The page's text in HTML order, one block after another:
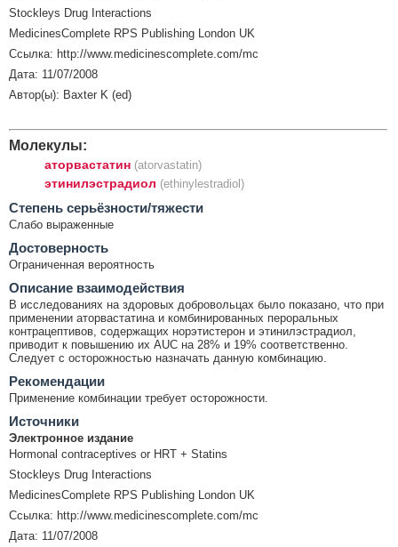
Stockleys Drug Interactions
MedicinesComplete RPS Publishing London UK
Ссылка: http://www.medicinescomplete.com/mc
Дата: 11/07/2008
Автор(ы): Baxter K (ed)
Молекулы:
аторвастатин (atorvastatin)
этинилэстрадиол (ethinylestradiol)
Cтепень серьёзности/тяжести
Слабо выраженные
Достоверность
Ограниченная вероятность
Описание взаимодействия
В исследованиях на здоровых добровольцах было показано, что при
применении аторвастатина и комбинированных пероральных
контрацептивов, содержащих норэтистерон и этинилэстрадиол,
приводит к повышению их AUC на 28% и 19% соответственно.
Следует с осторожностью назначать данную комбинацию.
Рекомендации
Применение комбинации требует осторожности.
Источники
Электронное издание
Hormonal contraceptives or HRT + Statins
Stockleys Drug Interactions
MedicinesComplete RPS Publishing London UK
Ссылка: http://www.medicinescomplete.com/mc
Дата: 11/07/2008